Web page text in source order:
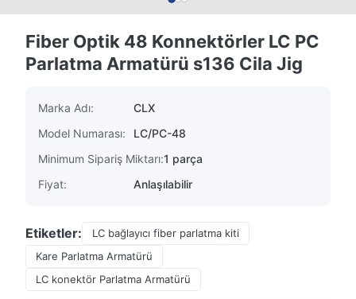
Fiber Optik 48 Konnektörler LC PC
Parlatma Armatürü s136 Cila Jig
Marka Adı:
CLX
Model Numarası:
LC/PC-48
Minimum Sipariş Miktarı:1 parça
Fiyat:
Anlaşılabilir
Etiketler:
LC bağlayıcı fiber parlatma kiti
Kare Parlatma Armatürü
LC konektör Parlatma Armatürü